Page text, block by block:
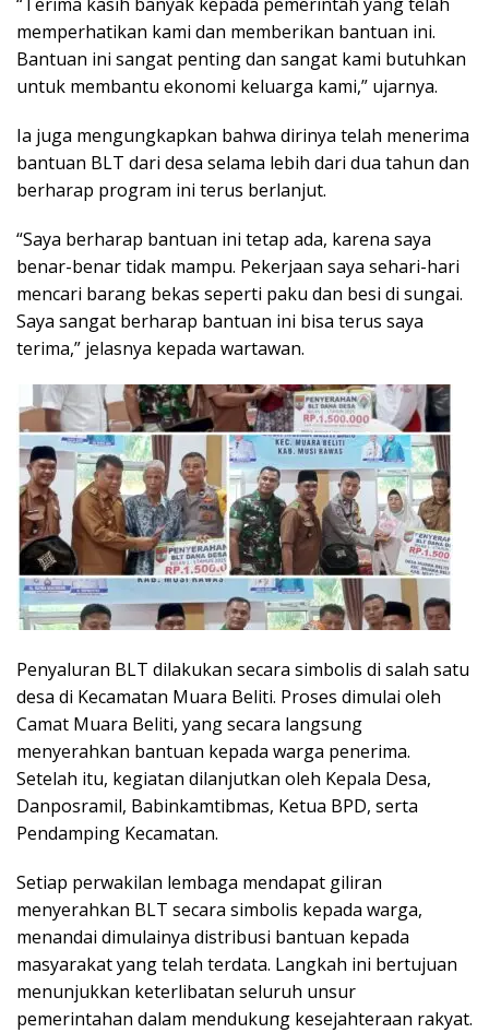
memperhatikan kami dan memberikan bantuan ini.
Bantuan ini sangat penting dan sangat kami butuhkan
untuk membantu ekonomi keluarga kami,” ujarnya.
Ia juga mengungkapkan bahwa dirinya telah menerima
bantuan BLT dari desa selama lebih dari dua tahun dan
berharap program ini terus berlanjut.
“Saya berharap bantuan ini tetap ada, karena saya
benar-benar tidak mampu. Pekerjaan saya sehari-hari
mencari barang bekas seperti paku dan besi di sungai.
Saya sangat berharap bantuan ini bisa terus saya
terima,” jelasnya kepada wartawan.
Penyaluran BLT dilakukan secara simbolis di salah satu
desa di Kecamatan Muara Beliti. Proses dimulai oleh
Camat Muara Beliti, yang secara langsung
menyerahkan bantuan kepada warga penerima.
Setelah itu, kegiatan dilanjutkan oleh Kepala Desa,
Danposramil, Babinkamtibmas, Ketua BPD, serta
Pendamping Kecamatan.
Setiap perwakilan lembaga mendapat giliran
menyerahkan BLT secara simbolis kepada warga,
menandai dimulainya distribusi bantuan kepada
masyarakat yang telah terdata. Langkah ini bertujuan
menunjukkan keterlibatan seluruh unsur
pemerintahan dalam mendukung kesejahteraan rakyat.